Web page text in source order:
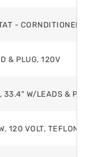
- CORNDITIONER
& PLUG, 120V
33.4" W/LEADS & PWR
120 VOLT, TEFLON